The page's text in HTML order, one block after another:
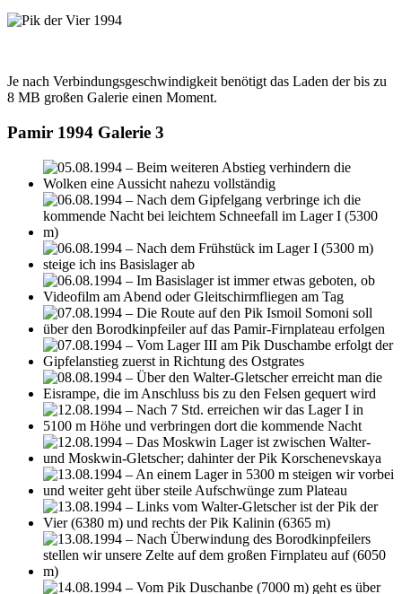
Je nach Verbindungsgeschwindigkeit benötigt das Laden der bis zu
8 MB großen Galerie einen Moment.
Pamir 1994 Galerie 3